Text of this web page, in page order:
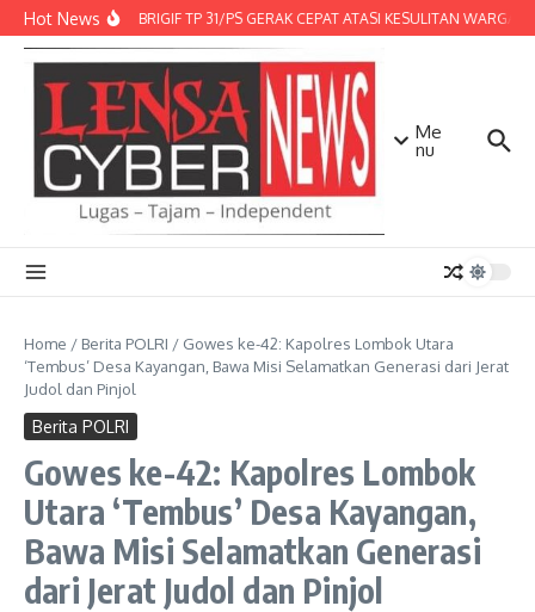
Lewati ke konten
Hot NewsDENMA BRIGIF TP 31/PS GERAK CEPAT ATASI KESULITAN WARGA,
Me
nu
Home / Berita POLRI / Gowes ke-42: Kapolres Lombok Utara
‘Tembus’ Desa Kayangan, Bawa Misi Selamatkan Generasi dari Jerat
Judol dan Pinjol
Berita POLRI
Gowes ke-42: Kapolres Lombok
Utara ‘Tembus’ Desa Kayangan,
Bawa Misi Selamatkan Generasi
dari Jerat Judol dan Pinjol